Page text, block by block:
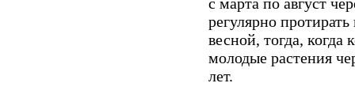
регулярно
весной, тогда, когда
молодые растения
лет.